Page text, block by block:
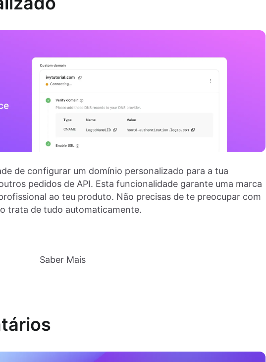
de configurar um domínio personalizado para a tua
pedidos de API. Esta funcionalidade garante uma marca
ao teu produto. Não precisas de te preocupar com
trata de tudo automaticamente.
Saber Mais